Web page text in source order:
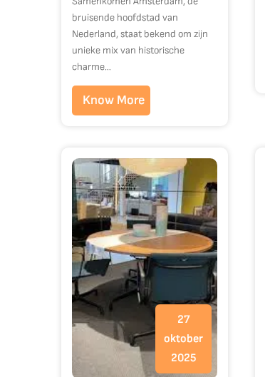
bruisende hoofdstad van
Nederland, staat bekend om zijn
unieke mix van historische
charme…
Know More
27
oktober
2025